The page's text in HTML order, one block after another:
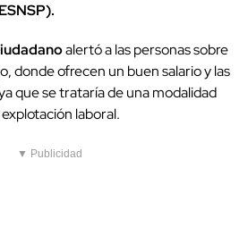
alertó a las personas sobre
donde ofrecen un buen salario y las
que se trataría de una modalidad
laboral.
▼ Publicidad